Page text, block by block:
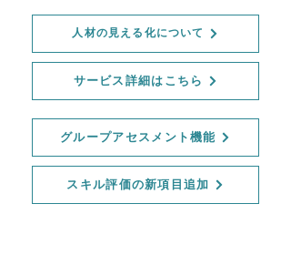
人材の見える化について
サービス詳細はこちら
グループアセスメント機能
スキル評価の新項目追加